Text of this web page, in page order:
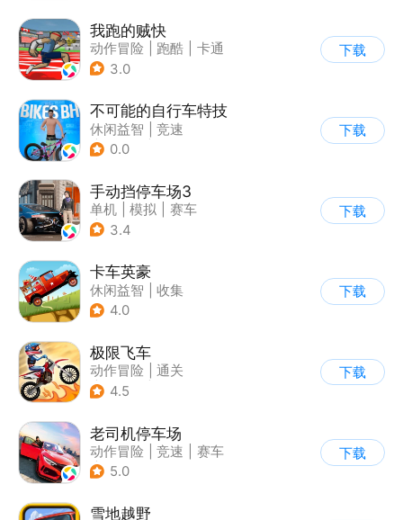
我跑的贼快
动作冒险 跑酷
卡通
3.0
下载
不可能的自行车特技
休闲益智
竞速
| 自行车
0.0
下载
手动挡停车场3
单机 模拟
赛车
| 开放世界
3.4
下载
卡车英豪
休闲益智
收集
4.0
下载
极限飞车
动作冒险
通关
| 摩托车
4.5
下载
老司机停车场
动作冒险 竞速
赛车
| 写实
5.0
下载
雪地越野